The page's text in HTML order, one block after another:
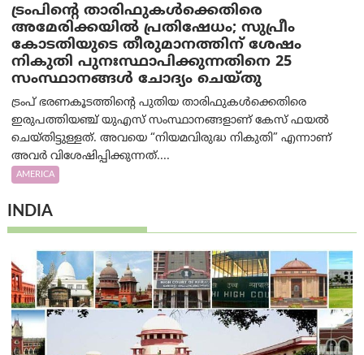
ട്രംപിന്റെ താരിഫുകൾക്കെതിരെ
അമേരിക്കയില്‍ പ്രതിഷേധം; സുപ്രീം
കോടതിയുടെ തീരുമാനത്തിന് ശേഷം
നികുതി പുനഃസ്ഥാപിക്കുന്നതിനെ 25
സംസ്ഥാനങ്ങൾ ചോദ്യം ചെയ്തു
ട്രംപ് ഭരണകൂടത്തിന്റെ പുതിയ താരിഫുകൾക്കെതിരെ
ഇരുപത്തിയഞ്ച് യുഎസ് സംസ്ഥാനങ്ങളാണ് കേസ് ഫയൽ
ചെയ്തിട്ടുള്ളത്. അവയെ “നിയമവിരുദ്ധ നികുതി” എന്നാണ്
അവര്‍ വിശേഷിപ്പിക്കുന്നത്....
AMERICA
INDIA